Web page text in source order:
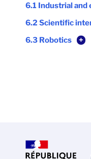
6.1 Industrial and
6.2 Scientific
6.3 Robotics
+